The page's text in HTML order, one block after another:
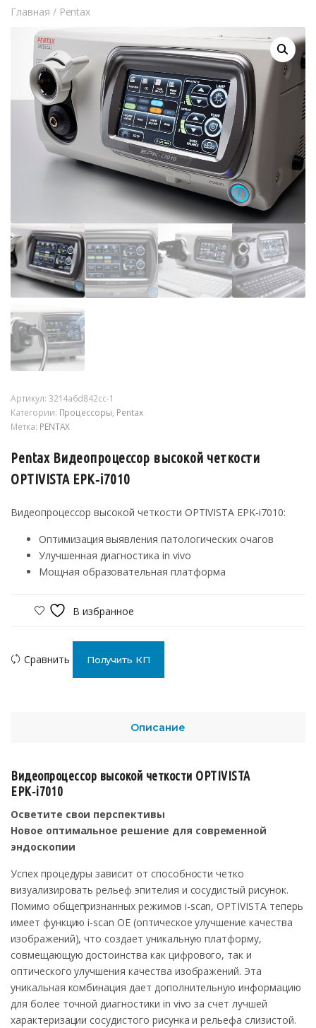
Главная / Pentax
Артикул: 3214a6d842cc-1
Категории: Процессоры, Pentax
Метка: PENTAX
Pentax Видеопроцессор высокой четкости
OPTIVISTA EPK‑i7010
Видеопроцессор высокой четкости OPTIVISTA EPK‑i7010:
Оптимизация выявления патологических очагов
Улучшенная диагностика in vivo
Мощная образовательная платформа
В избранное
Сравнить Получить КП
Описание
Видеопроцессор высокой четкости OPTIVISTA
EPK‑i7010
Осветите свои перспективы
Новое оптимальное решение для современной
эндоскопии
Успех процедуры зависит от способности четко
визуализировать рельеф эпителия и сосудистый рисунок.
Помимо общепризнанных режимов i-scan, OPTIVISTA теперь
имеет функцию i-scan OE (оптическое улучшение качества
изображений), что создает уникальную платформу,
совмещающую достоинства как цифрового, так и
оптического улучшения качества изображений. Эта
уникальная комбинация дает дополнительную информацию
для более точной диагностики in vivo за счет лучшей
характеризации сосудистого рисунка и рельефа слизистой.